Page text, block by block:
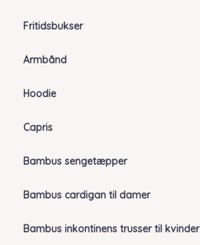
Fritidsbukser
Armbånd
Hoodie
Capris
Bambus sengetæpper
Bambus cardigan til damer
Bambus inkontinens trusser til kvinder